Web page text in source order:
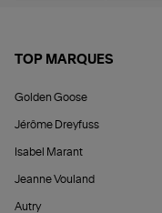
TOP MARQUES
Golden Goose
Jérôme Dreyfuss
Isabel Marant
Jeanne Vouland
Autry